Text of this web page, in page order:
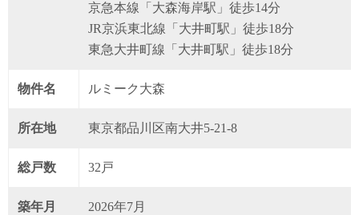
京急本線「大森海岸駅」徒歩14分
JR京浜東北線「大井町駅」徒歩18分
東急大井町線「大井町駅」徒歩18分
物件名 ルミーク大森
所在地 東京都品川区南大井5-21-8
総戸数 32戸
築年月 2026年7月